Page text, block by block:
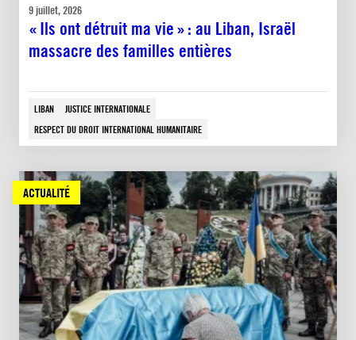
9 juillet, 2026
« Ils ont détruit ma vie » : au Liban, Israël
massacre des familles entières
LIBAN
JUSTICE INTERNATIONALE
RESPECT DU DROIT INTERNATIONAL HUMANITAIRE
ACTUALITÉ